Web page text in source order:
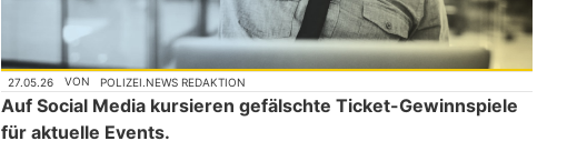
27.05.26 VON POLIZEI.NEWS REDAKTION
Auf Social Media kursieren gefälschte Ticket-Gewinnspiele
für aktuelle Events.